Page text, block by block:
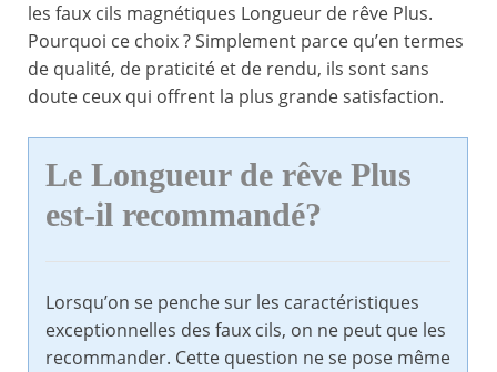
les faux cils magnétiques Longueur de rêve Plus.
Pourquoi ce choix ? Simplement parce qu’en termes
de qualité, de praticité et de rendu, ils sont sans
doute ceux qui offrent la plus grande satisfaction.
Le Longueur de rêve Plus
est-il recommandé?
Lorsqu’on se penche sur les caractéristiques
exceptionnelles des faux cils, on ne peut que les
recommander. Cette question ne se pose même